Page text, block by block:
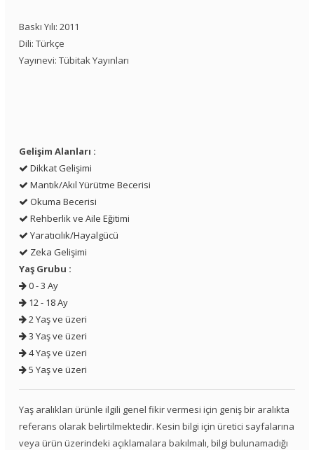
Baskı Yılı: 2011
Dili: Türkçe
Yayınevi: Tübitak Yayınları
Gelişim Alanları :
Dikkat Gelişimi
Mantık/Akıl Yürütme Becerisi
Okuma Becerisi
Rehberlik ve Aile Eğitimi
Yaratıcılık/Hayalgücü
Zeka Gelişimi
Yaş Grubu :
0 - 3 Ay
12 - 18 Ay
2 Yaş ve üzeri
3 Yaş ve üzeri
4 Yaş ve üzeri
5 Yaş ve üzeri
Yaş aralıkları ürünle ilgili genel fikir vermesi için geniş bir aralıkta
referans olarak belirtilmektedir. Kesin bilgi için üretici sayfalarına
veya ürün üzerindeki açıklamalara bakılmalı, bilgi bulunamadığı